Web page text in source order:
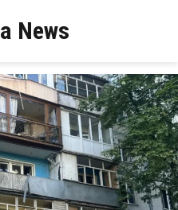
News